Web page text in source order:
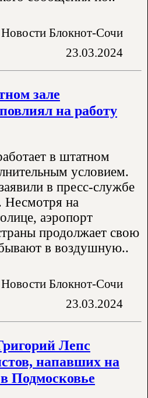
Блокнот-Сочи
23.03.2024
зале
на работу
в штатном
условием.
в пресс-службе
Несмотря на
аэропорт
продолжает свою
в воздушную..
Блокнот-Сочи
23.03.2024
Лепс
напавших на
Подмосковье